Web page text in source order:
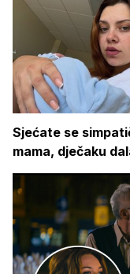
Sjećate se
mama, dječaku